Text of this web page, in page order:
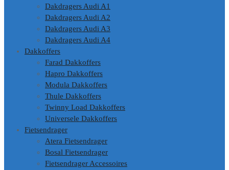
Dakdragers Audi A1
Dakdragers Audi A2
Dakdragers Audi A3
Dakdragers Audi A4
Dakkoffers
Farad Dakkoffers
Hapro Dakkoffers
Modula Dakkoffers
Thule Dakkoffers
Twinny Load Dakkoffers
Universele Dakkoffers
Fietsendrager
Atera Fietsendrager
Bosal Fietsendrager
Fietsendrager Accessoires